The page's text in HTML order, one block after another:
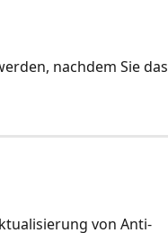
nachdem Sie das
von Anti-